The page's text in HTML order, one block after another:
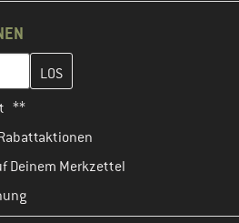
ein und erstelle im nächsten
**
Deinem Merkzettel